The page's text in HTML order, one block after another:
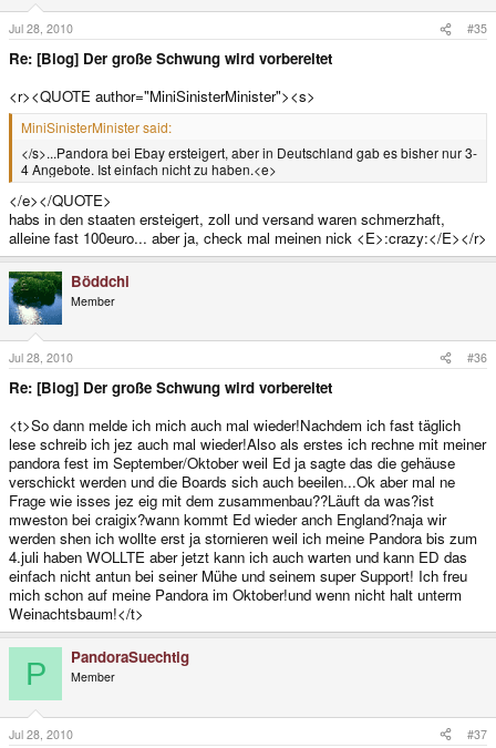
Jul 28, 2010 #35
Re: [Blog] Der große Schwung wird vorbereitet
<r><QUOTE author="MiniSinisterMinister"><s>
MiniSinisterMinister said:
</s>...Pandora bei Ebay ersteigert, aber in Deutschland gab es bisher nur 3-
4 Angebote. Ist einfach nicht zu haben.<e>
</e></QUOTE>
habs in den staaten ersteigert, zoll und versand waren schmerzhaft,
alleine fast 100euro... aber ja, check mal meinen nick <E>:crazy:</E></r>
Böddchi
Member
Jul 28, 2010 #36
Re: [Blog] Der große Schwung wird vorbereitet
<t>So dann melde ich mich auch mal wieder!Nachdem ich fast täglich
lese schreib ich jez auch mal wieder!Also als erstes ich rechne mit meiner
pandora fest im September/Oktober weil Ed ja sagte das die gehäuse
verschickt werden und die Boards sich auch beeilen...Ok aber mal ne
Frage wie isses jez eig mit dem zusammenbau??Läuft da was?ist
mweston bei craigix?wann kommt Ed wieder anch England?naja wir
werden shen ich wollte erst ja stornieren weil ich meine Pandora bis zum
4.juli haben WOLLTE aber jetzt kann ich auch warten und kann ED das
einfach nicht antun bei seiner Mühe und seinem super Support! Ich freu
mich schon auf meine Pandora im Oktober!und wenn nicht halt unterm
Weinachtsbaum!</t>
P PandoraSuechtig
Member
Jul 28, 2010 #37